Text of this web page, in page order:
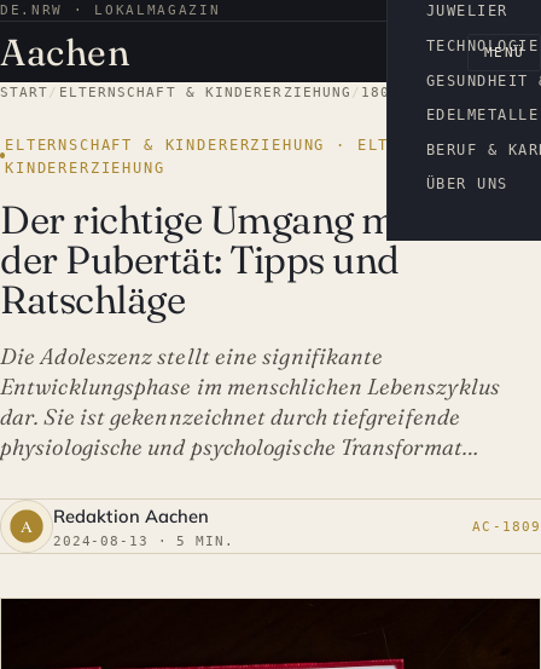
DE.NRW · LOKALMAGAZIN AACHEN
Aachen MENÜ
JUWELIER
EDELMETALLE
BERUF &
ÜBER UNS
START/ ELTERNSCHAFT & KINDERERZIEHUNG / 1809
ELTERNSCHAFT & KINDERERZIEHUNG · ELTERNSCHAFT &
KINDERERZIEHUNG
Der richtige Umgang mit
der Pubertät: Tipps und
Ratschläge
Die Adoleszenz stellt eine signifikante
Entwicklungsphase im menschlichen Lebenszyklus
dar. Sie ist gekennzeichnet durch tiefgreifende
physiologische und psychologische Transformat…
Redaktion Aachen
2024-08-13 · 5 MIN.
AC-1809